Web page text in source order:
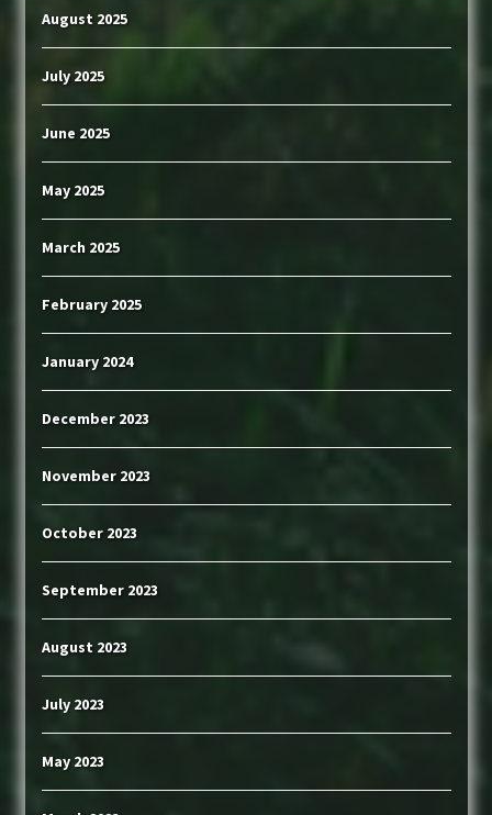
August 2025
July 2025
June 2025
May 2025
March 2025
February 2025
January 2024
December 2023
November 2023
October 2023
September 2023
August 2023
July 2023
May 2023